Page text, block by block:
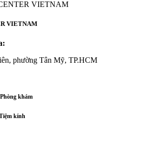
VIETNAM
phường Tân Mỹ, TP.HCM
Phòng khám
kính